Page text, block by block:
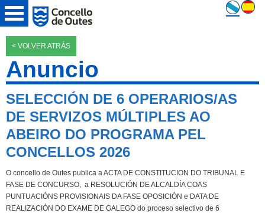
< VOLVER ATRÁS
Anuncio
SELECCIÓN DE 6 OPERARIOS/AS
DE SERVIZOS MÚLTIPLES AO
ABEIRO DO PROGRAMA PEL
CONCELLOS 2026
O concello de Outes publica a ACTA DE CONSTITUCION DO TRIBUNAL E
FASE DE CONCURSO, a RESOLUCIÓN DE ALCALDÍA COAS
PUNTUACIÓNS PROVISIONAIS DA FASE OPOSICIÓN e DATA DE
REALIZACIÓN DO EXAME DE GALEGO do proceso selectivo de 6